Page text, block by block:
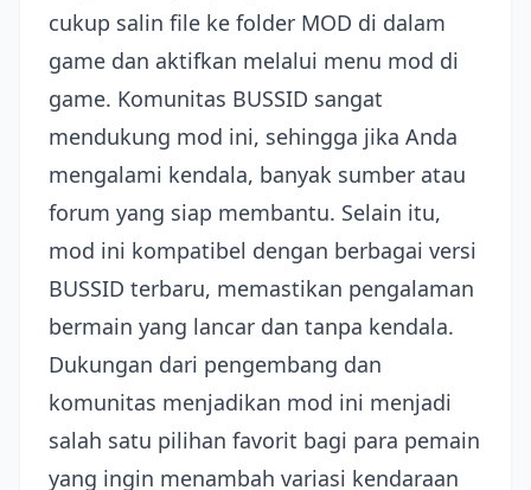
cukup salin file ke folder MOD di dalam
game dan aktifkan melalui menu mod di
game. Komunitas BUSSID sangat
mendukung mod ini, sehingga jika Anda
mengalami kendala, banyak sumber atau
forum yang siap membantu. Selain itu,
mod ini kompatibel dengan berbagai versi
BUSSID terbaru, memastikan pengalaman
bermain yang lancar dan tanpa kendala.
Dukungan dari pengembang dan
komunitas menjadikan mod ini menjadi
salah satu pilihan favorit bagi para pemain
yang ingin menambah variasi kendaraan